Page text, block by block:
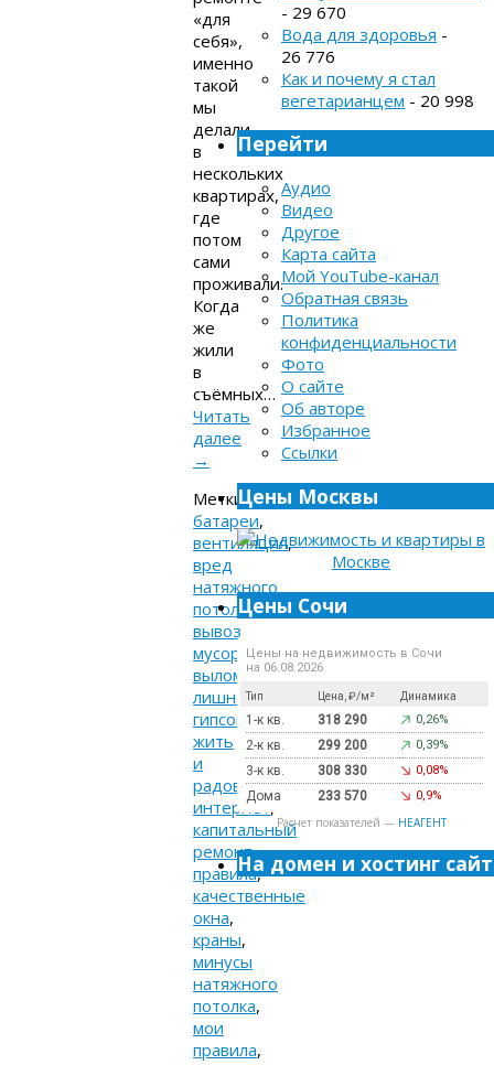
«для
себя»,
именно
такой
мы
делали
в
нескольких
квартирах,
где
потом
сами
проживали.
Когда
же
жили
в
съёмных…
Читать
далее
→
Метки:
батареи,
вентиляция,
вред
натяжного
потолка,
вывоз
мусора,
выломать
лишнее,
гипсокартон
жить
и
радоваться,
интернет,
капитальный
ремонт
правила,
качественные
окна,
краны,
минусы
натяжного
потолка,
мои
правила,
- 29 670
Вода для здоровья -
26 776
Как и почему я стал
вегетарианцем - 20 998
Перейти
Аудио
Видео
Другое
Карта сайта
Мой YouTube-канал
Обратная связь
Политика
конфиденциальности
Фото
О сайте
Об авторе
Избранное
Ссылки
Цены Москвы
Цены Сочи
Цены на недвижимость в Сочи
на 06.08.2026
Тип Цена, ₽/м² Динамика
1-к кв. 318 290 0,26%
2-к кв. 299 200 0,39%
3-к кв. 308 330 0,08%
Дома 233 570 0,9%
Расчет показателей — НЕАГЕНТ
На домен и хостинг